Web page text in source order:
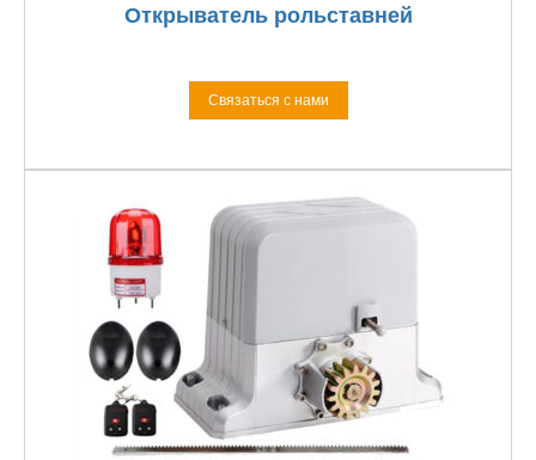
Открыватель рольставней
Связаться с нами